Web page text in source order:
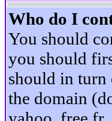
Who do I
You should
you should
should in turn
the domain